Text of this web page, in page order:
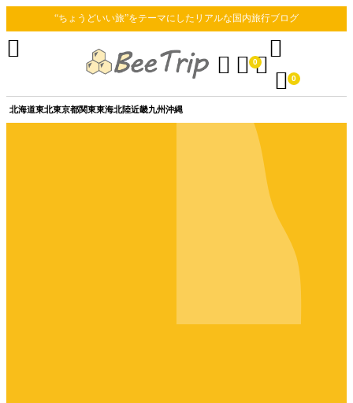
“ちょうどいい旅”をテーマにしたリアルな国内旅行ブログ
北海道東北東京都関東東海北陸近畿九州沖縄
  0

 0
